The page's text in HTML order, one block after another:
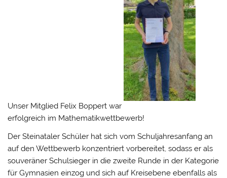
Unser Mitglied Felix Boppert war
erfolgreich im Mathematikwettbewerb!
Der Steinataler Schüler hat sich vom Schuljahresanfang an
auf den Wettbewerb konzentriert vorbereitet, sodass er als
souveräner Schulsieger in die zweite Runde in der Kategorie
für Gymnasien einzog und sich auf Kreisebene ebenfalls als